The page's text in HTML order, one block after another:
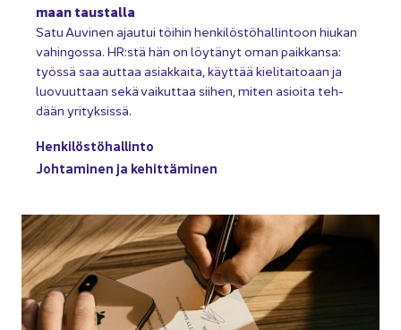
maan taus­tal­la
Satu Au­vi­nen ajau­tui töi­hin hen­ki­lös­tö­hal­lin­toon hiu­kan
va­hin­gos­sa. HR:stä hän on löy­tä­nyt oman paik­kan­sa:
työs­sä saa aut­taa asiak­kai­ta, käyt­tää kie­li­tai­to­aan ja
luo­vuut­taan sekä vai­kut­taa sii­hen, miten asioi­ta teh­
dään yri­tyk­sis­sä.
Hen­ki­lös­tö­hal­lin­to
Joh­ta­mi­nen ja ke­hit­tä­mi­nen